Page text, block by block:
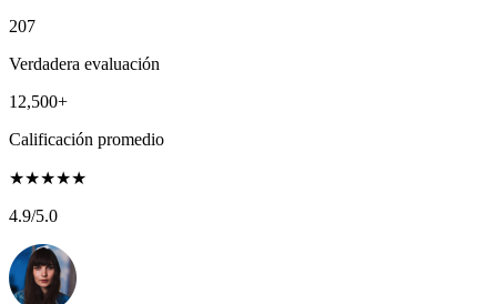
207
Verdadera evaluación
12,500+
Calificación promedio
★★★★★
4.9/5.0